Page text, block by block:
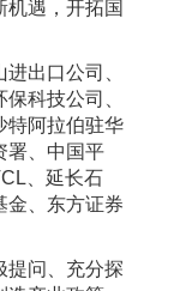
机遇，开拓国
出口公司、
科技公司、
特阿拉伯驻华
署 、中国平
、 延长石
金、东方证券
问、充分探